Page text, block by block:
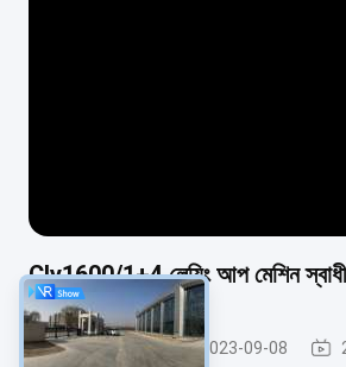
Cly1600/1+4 লেয়িং আপ মেশিন স্বাধীন
মেশিন স্থাপন করা 2023-09-08